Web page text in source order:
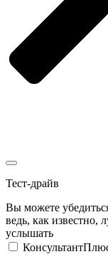
Тест-драйв
Вы можете
ведь, как известно,
услышать